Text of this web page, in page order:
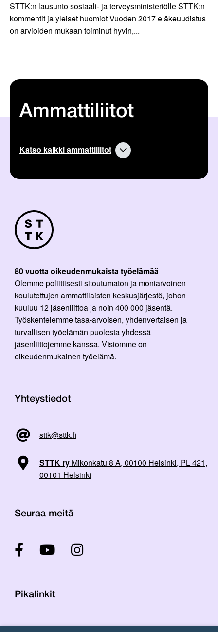
STTK:n lausunto sosiaali- ja terveysministeriölle STTK:n
kommentit ja yleiset huomiot Vuoden 2017 eläkeuudistus
on arvioiden mukaan toiminut hyvin,...
Ammattiliitot
Katso kaikki ammattiliitot
80 vuotta oikeudenmukaista työelämää
Olemme poliittisesti sitoutumaton ja moniarvoinen
koulutettujen ammattilaisten keskusjärjestö, johon
kuuluu 12 jäsenliittoa ja noin 400 000 jäsentä.
Työskentelemme tasa-arvoisen, yhdenvertaisen ja
turvallisen työelämän puolesta yhdessä
jäsenliittojemme kanssa. Visiomme on
oikeudenmukainen työelämä.
Yhteystiedot
sttk@sttk.fi
STTK ry Mikonkatu 8 A, 00100 Helsinki, PL 421,
00101 Helsinki
Seuraa meitä
Pikalinkit